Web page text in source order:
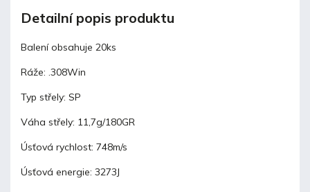
Detailní popis produktu
Balení obsahuje 20ks
Ráže: .308Win
Typ střely: SP
Váha střely: 11,7g/180GR
Úsťová rychlost: 748m/s
Úsťová energie: 3273J